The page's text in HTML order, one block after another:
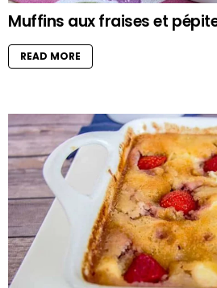
Muffins aux fraises et
READ MORE